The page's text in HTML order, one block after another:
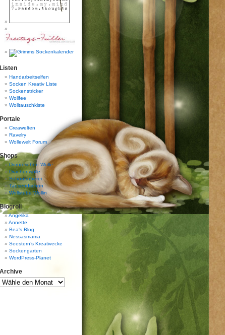
Listen
Handarbeitselfen
Socken Kreativ Liste
Sockenstricker
Wollfee
Wolltauschkiste
Portale
Creawelten
Ravelry
Wollewelt Forum
Shops
Dornröschen Wolle
Drachenwolle
Schönfärberei
Tausendschön
Wollstube Wollin
Blogroll
Angelika
Annette
Bea's Blog
Nessasmama
Seestern’s Kreativecke
Sockengarten
WordPress-Planet
Archive